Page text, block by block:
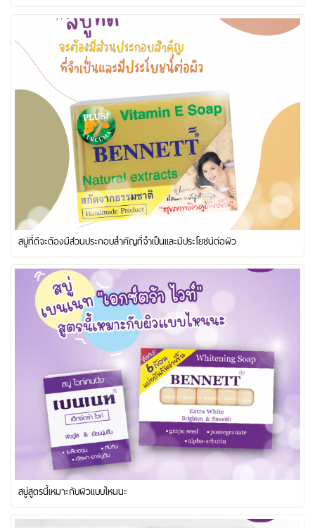
สบู่ที่ดีจะต้องมีส่วนประกอบสำคัญที่จำเป็นและมีประโยชน์ต่อผิว
สบู่สูตรนี้เหมาะกับผิวแบบไหนนะ